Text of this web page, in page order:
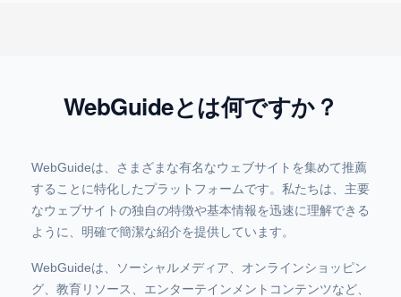
WebGuideとは何ですか？
WebGuideは、さまざまな有名なウェブサイトを集めて推薦
することに特化したプラットフォームです。私たちは、主要
なウェブサイトの独自の特徴や基本情報を迅速に理解できる
ように、明確で簡潔な紹介を提供しています。
WebGuideは、ソーシャルメディア、オンラインショッピン
グ、教育リソース、エンターテインメントコンテンツなど、